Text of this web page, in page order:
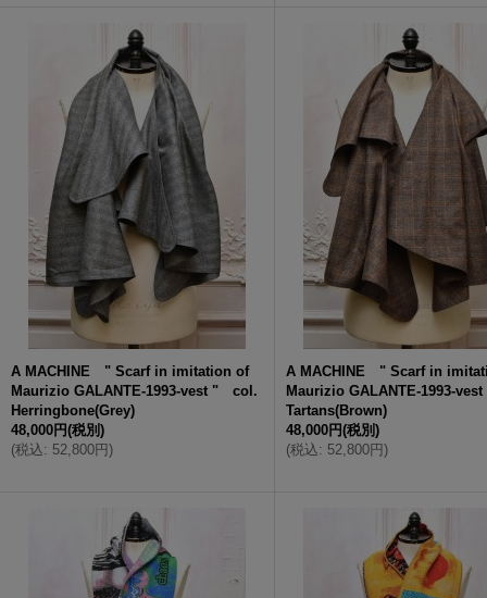
A MACHINE " Scarf in imitation of
Maurizio GALANTE-1993-vest " col.
Herringbone(Grey)
48,000円(税別)
(税込: 52,800円)
A MACHINE " Scarf in
Maurizio GALANTE-1993-
Tartans(Brown)
48,000円(税別)
(税込: 52,800円)